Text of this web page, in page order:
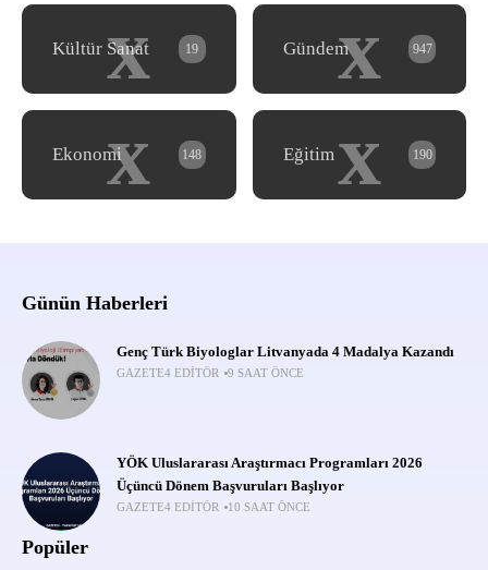
x
Kültür Sanat 19 x
Gündem 947
x
Ekonomi 148 x
Eğitim 190
Günün Haberleri
Genç Türk Biyologlar Litvanyada 4 Madalya Kazandı
GAZETE4 EDITÖR 9 SAAT ÖNCE
YÖK Uluslararası Araştırmacı Programları 2026
Üçüncü Dönem Başvuruları Başlıyor
GAZETE4 EDITÖR 10 SAAT ÖNCE
Popüler